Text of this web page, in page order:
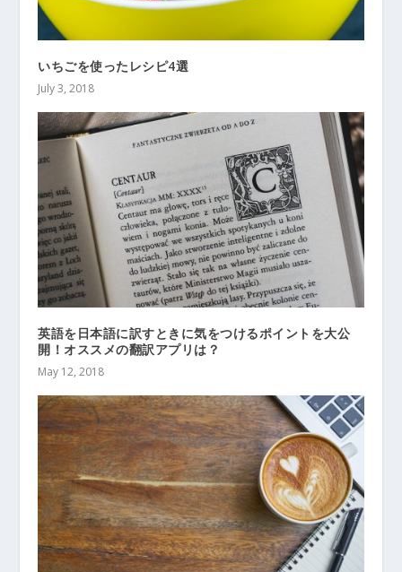
いちごを使ったレシピ4選
July 3, 2018
英語を日本語に訳すときに気をつけるポイントを大公
開！オススメの翻訳アプリは？
May 12, 2018